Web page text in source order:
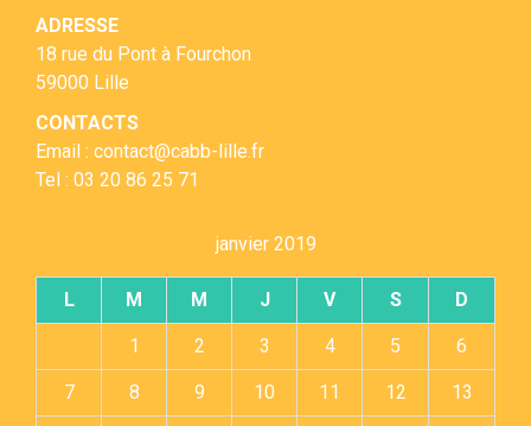
ADRESSE
18 rue du Pont à Fourchon
59000 Lille
CONTACTS
Email : contact@cabb-lille.fr
Tel : 03 20 86 25 71
janvier 2019
L M M J V S D
1 2 3 4 5 6
7 8 9 10 11 12 13